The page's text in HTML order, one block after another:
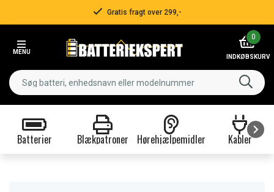
Gratis fragt over 299,-
MENU
0
INDKØBSKURV
Batterier Blækpatroner Hørehjælpemidler Kabler